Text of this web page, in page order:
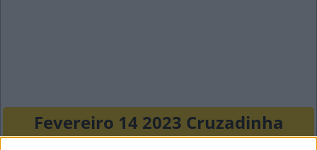
Fevereiro 14 2023 Cruzadinha